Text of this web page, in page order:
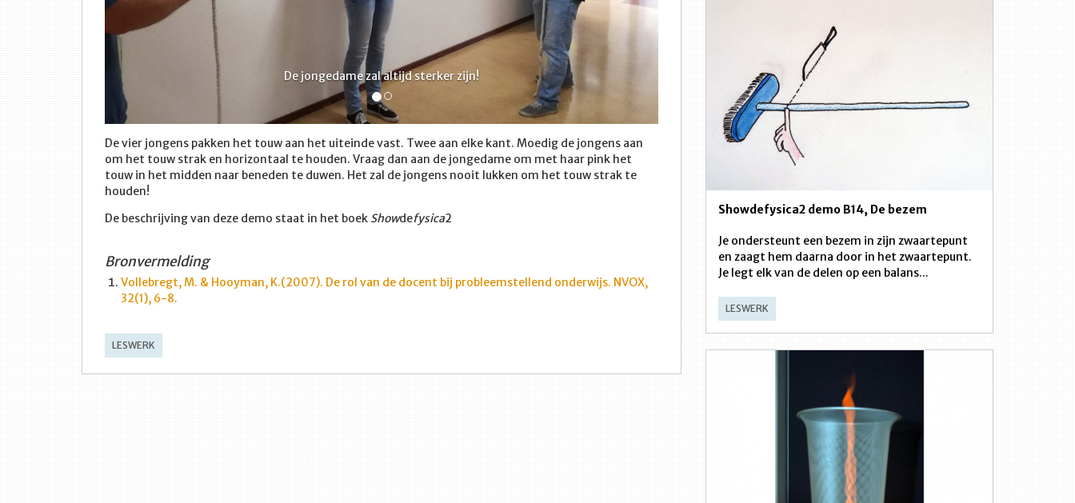
De jongedame zal altijd sterker zijn!
De vier jongens pakken het touw aan het uiteinde vast. Twee aan elke kant. Moedig de jongens aan
om het touw strak en horizontaal te houden. Vraag dan aan de jongedame om met haar pink het
touw in het midden naar beneden te duwen. Het zal de jongens nooit lukken om het touw strak te
houden!
De beschrijving van deze demo staat in het boek Showdefysica2
Bronvermelding
Vollebregt, M. & Hooyman, K.(2007). De rol van de docent bij probleemstellend onderwijs. NVOX,
32(1), 6-8.
LESWERK
Showdefysica2 demo B14, De bezem
Je ondersteunt een bezem in zijn zwaartepunt
en zaagt hem daarna door in het zwaartepunt.
Je legt elk van de delen op een balans...
LESWERK